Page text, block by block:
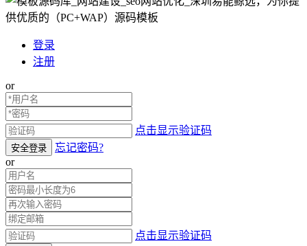
登录
注册
or
点击显示验证码
安全登录
忘记密码?
or
点击显示验证码